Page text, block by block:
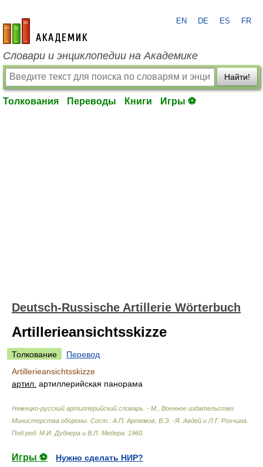
academic.ru
EN DE ES FR
Словари и энциклопедии на Академике
Найти!
Толкования Переводы Книги Игры ⚽
Deutsch-Russische Artillerie Wörterbuch
Artillerieansichtsskizze
Толкование
Перевод
Artillerieansichtsskizze
артил. артиллерийская панорама
Немецко-русский артиллерийский словарь. - М., Военное издательство
Министерства обороны Сост.: А.П. Артемов, В.Э. -Я. Авдей и Л.Г. Рохчина.
Под ред. М.И. Дубнера и В.Л. Медера 1960
Игры ⚽
Нужно сделать НИР?